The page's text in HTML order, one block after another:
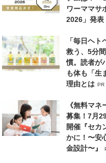
ワーママサ
2026」発表
「毎日ヘ
救う、5分
慣。読者が
も体も「生
理由とは PR
《無料マ
募集！7月
開催『セカ
かに！〜安
金設計〜』